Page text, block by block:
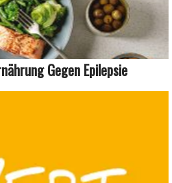
Gegen Epilepsie